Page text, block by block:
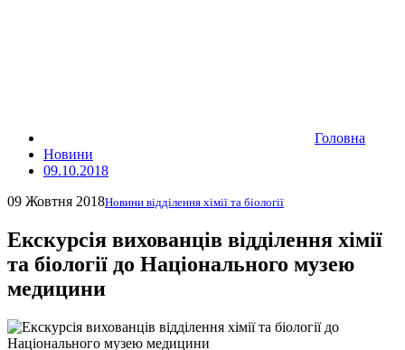
Головна
Новини
09.10.2018
09 Жовтня 2018Новини відділення хімії та біології
Екскурсія вихованців відділення хімії
та біології до Національного музею
медицини